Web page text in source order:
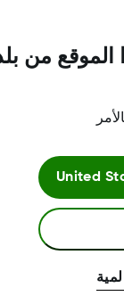
من بلد